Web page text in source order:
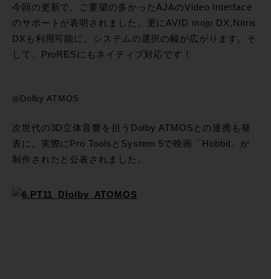
今回の更新で、ご要望の多かったAJAのVideo Interface
のサポートが表明されました。更にAVID mojo DX,Nitris
DXも利用可能に。システムの選択の幅が広がります。そ
して、ProRESにもネイティブ対応です！
◎Dolby ATMOS
次世代の3D立体音響を担うDolby ATMOSとの連携も発
表に。実際にPro ToolsとSystem 5で映画「Hobbit」が
制作されたと公表されました。